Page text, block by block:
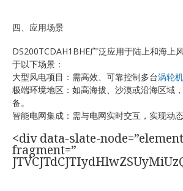
四、应用场景
DS200TCDAH1BHE广泛应用于陆上和海上
于以下场景：
大型风电项目：需高效、可靠控制多台涡轮机
极端环境地区：如高海拔、沙漠或沿海区域
备。
智能电网集成：需与电网实时交互，实现动
<div data-slate-
fragment=”